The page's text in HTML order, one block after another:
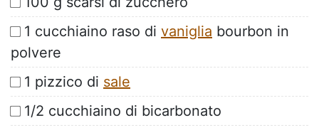
1 cucchiaino raso di vaniglia bourbon in
polvere
1 pizzico di sale
1/2 cucchiaino di bicarbonato